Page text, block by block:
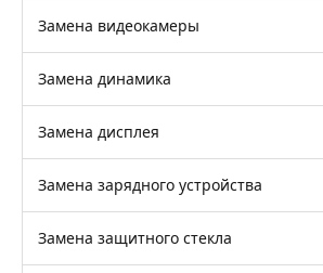
Замена видеокамеры
Замена динамика
Замена дисплея
Замена зарядного устройства
Замена защитного стекла